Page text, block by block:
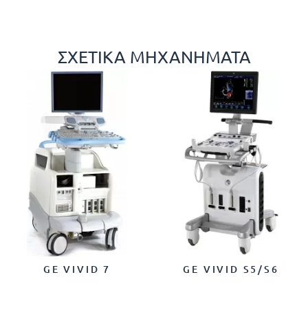
ΣΧΕΤΙΚΆ ΜΗΧΑΝΉΜΑΤΑ
GE VIVID 7 GE VIVID S5/S6